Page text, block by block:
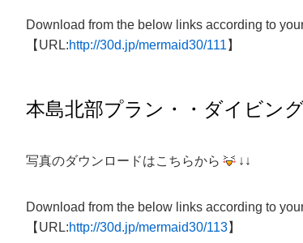
Download from the below links according to
【URL:http://30d.jp/mermaid30/111 】
本島北部プラン・・ダイビン
写真のダウンロードはこちらから ↓↓
Download from the below links according to
【URL:http://30d.jp/mermaid30/113】